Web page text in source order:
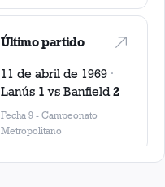
Último partido
11 de abril de 1969 ·
Lanús 1 vs Banfield 2
Fecha 9 - Campeonato
Metropolitano